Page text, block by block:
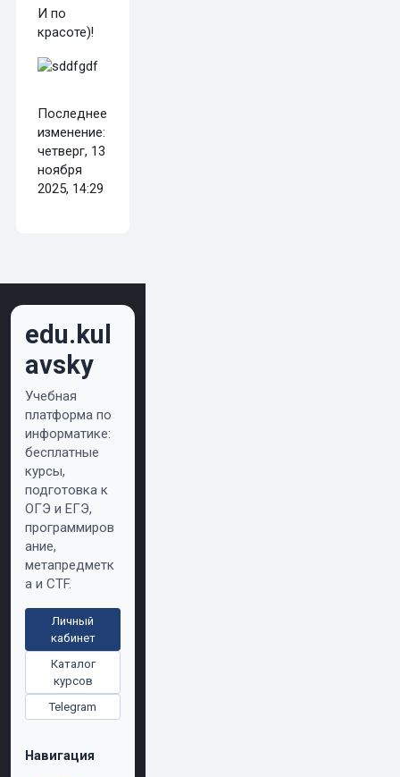
И по
красоте)!
Последнее
изменение:
четверг, 13
ноября
2025, 14:29
edu.kul
avsky
Учебная
платформа по
информатике:
бесплатные
курсы,
подготовка к
ОГЭ и ЕГЭ,
программиров
ание,
метапредметк
а и CTF.
Личный
кабинет
Каталог
курсов
Telegram
Навигация